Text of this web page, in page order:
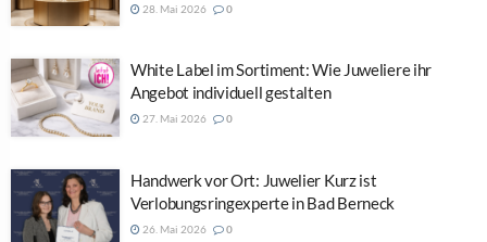
28. Mai 2026 0
White Label im Sortiment: Wie Juweliere ihr
Angebot individuell gestalten
27. Mai 2026 0
Handwerk vor Ort: Juwelier Kurz ist
Verlobungsringexperte in Bad Berneck
26. Mai 2026 0